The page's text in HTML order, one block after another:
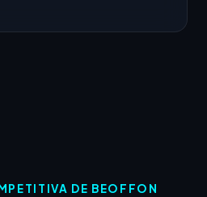
DE BEOFFON